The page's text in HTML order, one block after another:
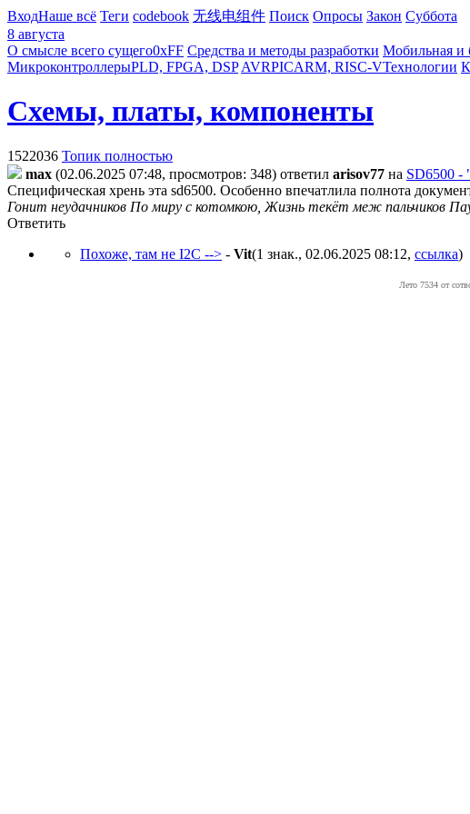
ВходНаше всё Теги codebook 无线电组件 Поиск Опросы Закон Суббота
8 августа
О смысле всего сущего0xFF Средства и методы разработки Мобильная и
МикроконтроллерыPLD, FPGA, DSP AVRPICARM, RISC-VТехнологии
Схемы, платы, компоненты
1522036 Топик полностью
max (02.06.2025 07:48, просмотров: 348) ответил arisov77 на SD6500 -
Специфическая хрень эта sd6500. Особенно впечатлила полнота
Гонит неудачников По миру с котомкою, Жизнь текёт меж пальчиков
Ответить
Похоже, там не I2C --> - Vit(1 знак., 02.06.2025 08:12, ссылка)
Лето 7534 от